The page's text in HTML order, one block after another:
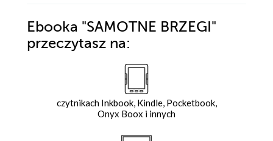
Ebooka "SAMOTNE BRZEGI"
przeczytasz na:
czytnikach Inkbook, Kindle, Pocketbook,
Onyx Boox i innych